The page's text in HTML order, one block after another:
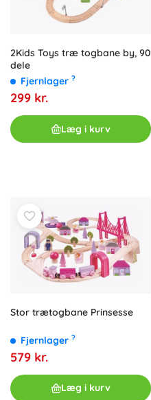
2Kids Toys træ togbane by, 90
dele
Fjernlager ?
299 kr.
Læg i kurv
Stor trætogbane Prinsesse
Fjernlager ?
579 kr.
Læg i kurv